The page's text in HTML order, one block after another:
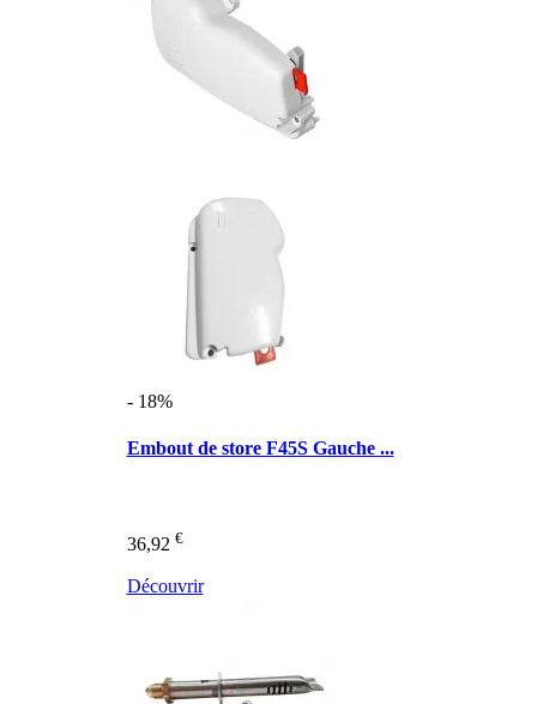
- 18%
Embout de store F45S Gauche ...
36,92 €
Découvrir